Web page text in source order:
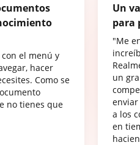
el menú y
hacer
Como se
no tienes que
Un
para
"Me
un
a los
en